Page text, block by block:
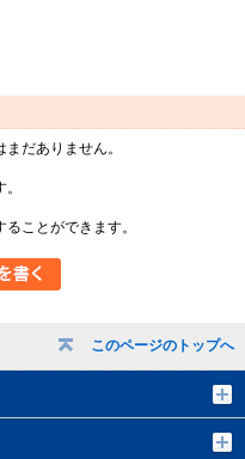
このページのトップへ
だありません。
ことができます。